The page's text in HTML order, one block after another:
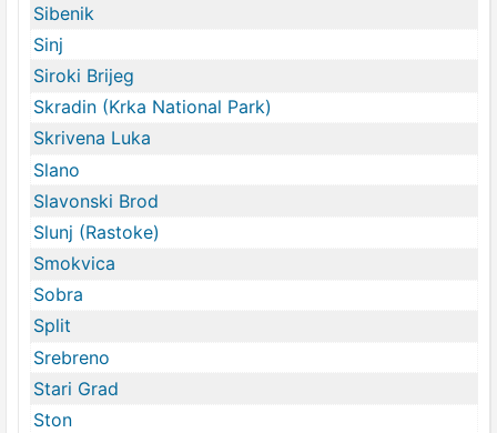
Sibenik
Sinj
Siroki Brijeg
Skradin (Krka National Park)
Skrivena Luka
Slano
Slavonski Brod
Slunj (Rastoke)
Smokvica
Sobra
Split
Srebreno
Stari Grad
Ston